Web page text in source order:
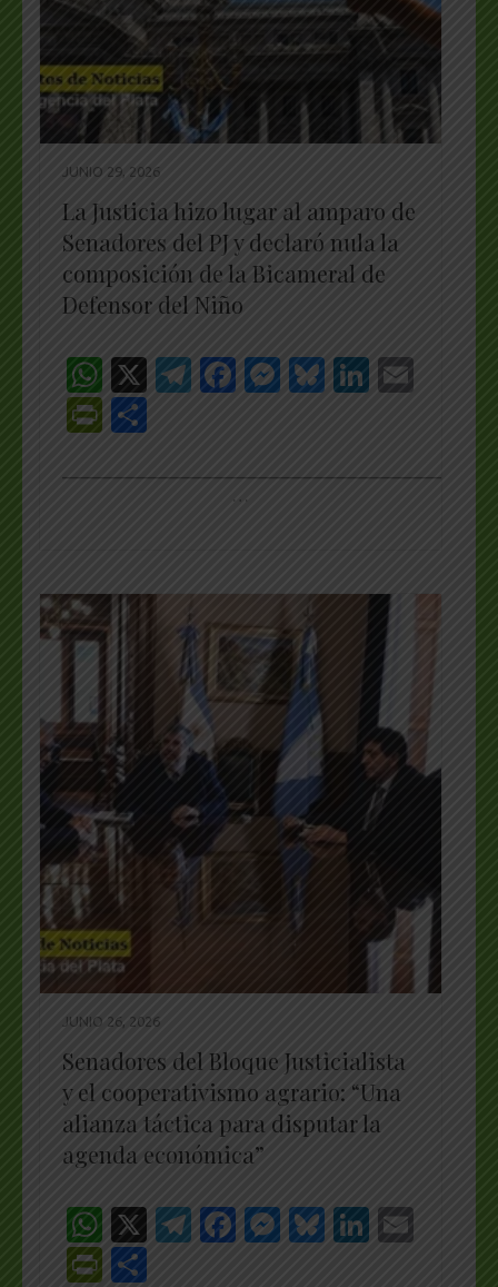
JUNIO 29, 2026
La Justicia hizo lugar al amparo de
Senadores del PJ y declaró nula la
composición de la Bicameral de
Defensor del Niño
WhatsApp
X Telegram
Facebook
Messenger
Bluesky
PrintFriendly
…
JUNIO 26, 2026
Senadores del Bloque Justicialista
y el cooperativismo agrario: “Una
alianza táctica para disputar la
agenda económica”
WhatsApp
X Telegram
Facebook
Messenger
Bluesky
PrintFriendly